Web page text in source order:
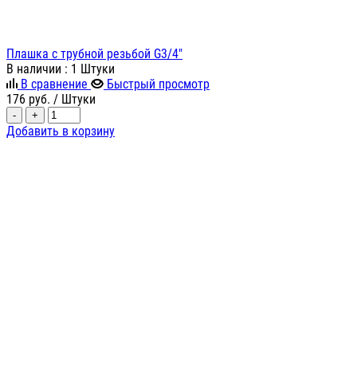
Плашка с трубной резьбой G3/4"
В наличии : 1 Штуки
В сравнение
Быстрый просмотр
176 руб. / Штуки
- +
Добавить в корзину